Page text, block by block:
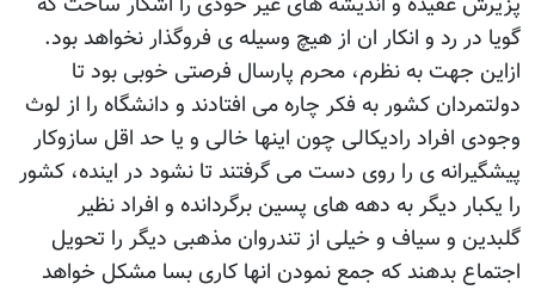
گویا در رد و انکار ان از هیچ وسیله ی فروگذار نخواهد بود.
ازاین جهت به نظرم، محرم پارسال فرصتی خوبی بود تا
دولتمردان کشور به فکر چاره می افتادند و دانشگاه را از لوث
وجودی افراد رادیکالی چون اینها خالی و یا حد اقل سازوکار
پیشگیرانه ی را روی دست می گرفتند تا نشود در اینده، کشور
را یکبار دیگر به دهه های پسین برگردانده و افراد نظیر
گلبدین و سیاف و خیلی از تندروان مذهبی دیگر را تحویل
اجتماع بدهند که جمع نمودن انها کاری بسا مشکل خواهد